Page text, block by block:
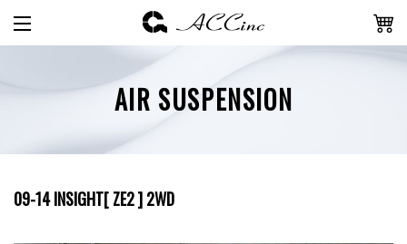
AIR SUSPENSION
09-14 INSIGHT[ ZE2 ] 2WD